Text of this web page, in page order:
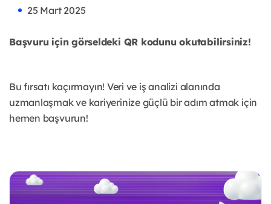
25 Mart 2025
Başvuru için görseldeki QR kodunu okutabilirsiniz!
Bu fırsatı kaçırmayın! Veri ve iş analizi alanında
uzmanlaşmak ve kariyerinize güçlü bir adım atmak için
hemen başvurun!